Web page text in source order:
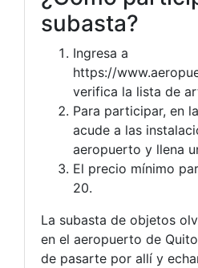
subasta?
Ingresa a
https://
verifica la lista de
Para participar, en
acude a las
aeropuerto y llena
El precio mínimo
20.
La subasta de objetos
en el aeropuerto de
de pasarte por allí y